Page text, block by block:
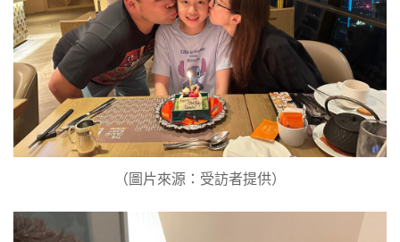
（圖片來源：受訪者提供）